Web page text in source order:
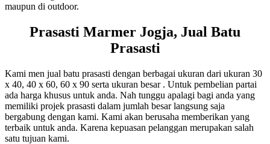
maupun di outdoor.
Prasasti Marmer Jogja, Jual Batu
Prasasti
Kami men jual batu prasasti dengan berbagai ukuran dari ukuran 30
x 40, 40 x 60, 60 x 90 serta ukuran besar . Untuk pembelian partai
ada harga khusus untuk anda. Nah tunggu apalagi bagi anda yang
memiliki projek prasasti dalam jumlah besar langsung saja
bergabung dengan kami. Kami akan berusaha memberikan yang
terbaik untuk anda. Karena kepuasan pelanggan merupakan salah
satu tujuan kami.